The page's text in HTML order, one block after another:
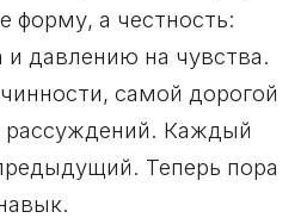
форму, а честность:
давлению на чувства.
самой дорогой
Каждый
Теперь пора